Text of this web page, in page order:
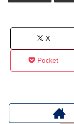
X
Pocket